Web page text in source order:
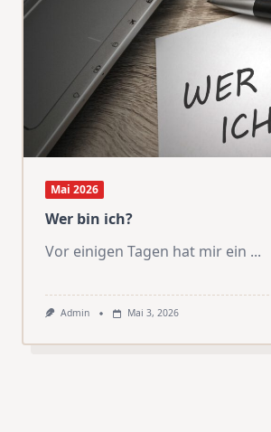
Mai 2026
Wer bin ich?
Vor einigen Tagen hat mir ein ...
Admin Mai 3, 2026